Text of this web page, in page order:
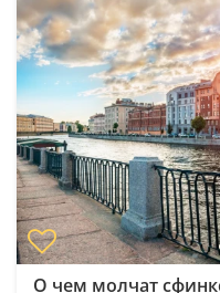
О чем молчат